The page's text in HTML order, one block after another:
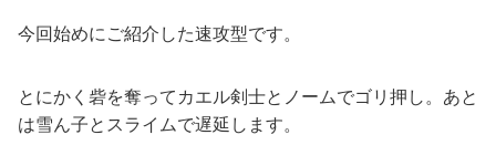
今回始めにご紹介した速攻型です。
とにかく砦を奪ってカエル剣士とノームでゴリ押し。あと
は雪ん子とスライムで遅延します。